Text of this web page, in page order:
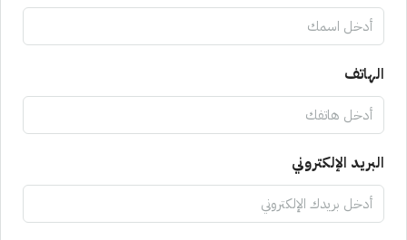
الهاتف
البريد الإلكتروني